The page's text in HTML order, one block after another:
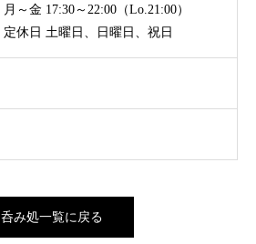
月～金 17:30～22:00（Lo.21:00）
定休日 土曜日、日曜日、祝日
呑み処一覧に戻る